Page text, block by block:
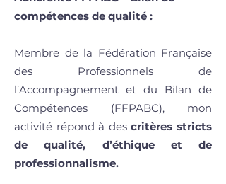
compétences de qualité :
Membre de la Fédération Française
des Professionnels de
l’Accompagnement et du Bilan de
Compétences (FFPABC), mon
activité répond à descritères stricts
de qualité, d’éthique
et de
professionnalisme.